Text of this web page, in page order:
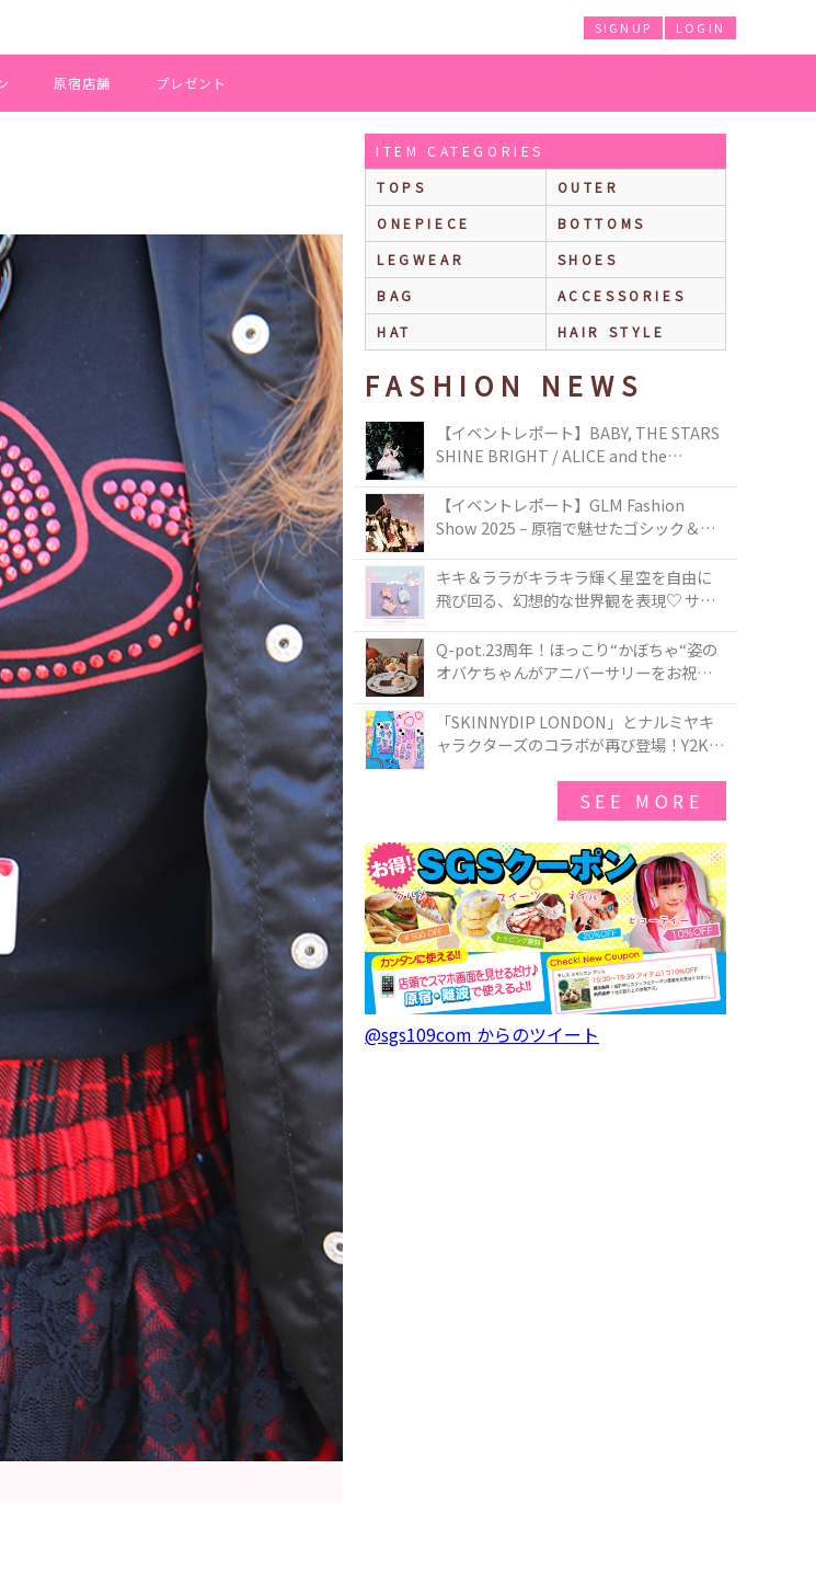
LOGIN
SIGNUP
原宿店舗 プレゼント
ITEM CATEGORIES
TOPS
OUTER
ONEPIECE
BOTTOMS
LEGWEAR
SHOES
BAG
ACCESSORIES
HAT
HAIR STYLE
FASHION NEWS
【イベントレポート】BABY, THE STARS
SHINE BRIGHT / ALICE and the
TOKYO
【イベントレポート】GLM Fashion
Show 2025 – 原宿で魅せたゴシック＆ロ
キキ＆ララがキラキラ輝く星空を自由に
飛び回る、幻想的な世界観を表現♡ サマ
50周年アニバーサリーイヤー』を記念し
たコレクションが登場
Q-pot.23周年！ほっこり“かぼちゃ“姿の
オバケちゃんがアニバーサリーをお祝い
ー」が新発売！Q-pot CAFE.では「かぼち
ゃのオバケーキプレート」も登場
「SKINNYDIP LONDON」とナルミヤキ
ャラクターズのコラボが再び登場！Y2Kム
SEE MORE
@sgs109com からのツイート